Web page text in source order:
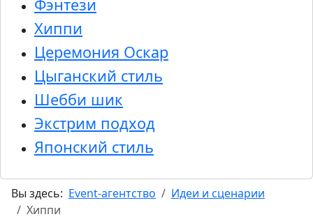
Фэнтези
Хиппи
Церемония Оскар
Цыганский стиль
Шебби шик
Экстрим подход
Японский стиль
Вы здесь: Event-агентство
Идеи и сценарии
Хиппи